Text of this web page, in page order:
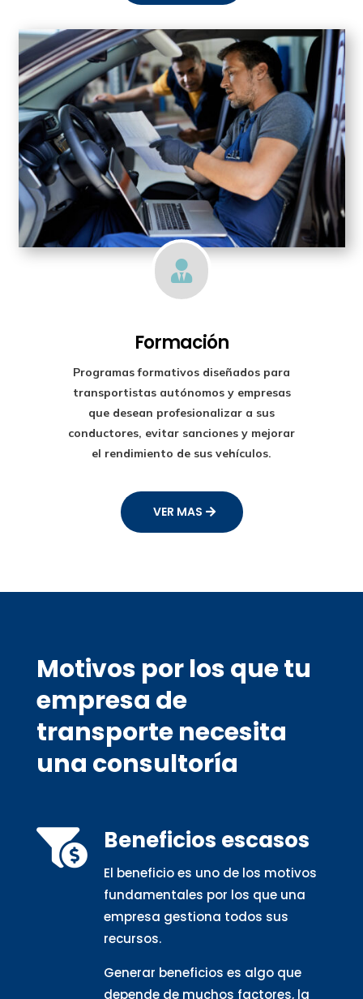

Formación
Programas formativos diseñados para
transportistas autónomos y empresas
que desean profesionalizar a sus
conductores, evitar sanciones y mejorar
el rendimiento de sus vehículos.
VER MAS
Motivos por los que tu
empresa de
transporte necesita
una consultoría
 Beneficios escasos
El beneficio es uno de los motivos
fundamentales por los que una
empresa gestiona todos sus
recursos.
Generar beneficios es algo que
depende de muchos factores, la